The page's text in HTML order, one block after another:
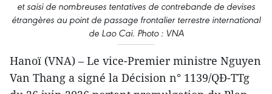
et saisi de nombreuses tentatives de contrebande de devises
étrangères au point de passage frontalier terrestre international
de Lao Cai. Photo : VNA
Hanoï (VNA) – Le vice-Premier ministre Nguyen
Van Thang a signé la Décision n° 1139/QĐ-TTg